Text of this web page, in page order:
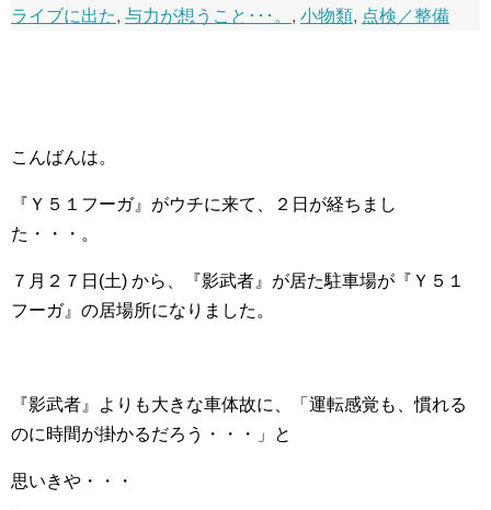
ライブに出た, 与力が想うこと･･･。 , 小物類, 点検／整備
こんばんは。
『Ｙ５１フーガ』がウチに来て、２日が経ちまし
た・・・。
７月２７日(土) から、『影武者』が居た駐車場が『Ｙ５１
フーガ』の居場所になりました。
『影武者』よりも大きな車体故に、「運転感覚も、慣れる
のに時間が掛かるだろう・・・」と
思いきや・・・